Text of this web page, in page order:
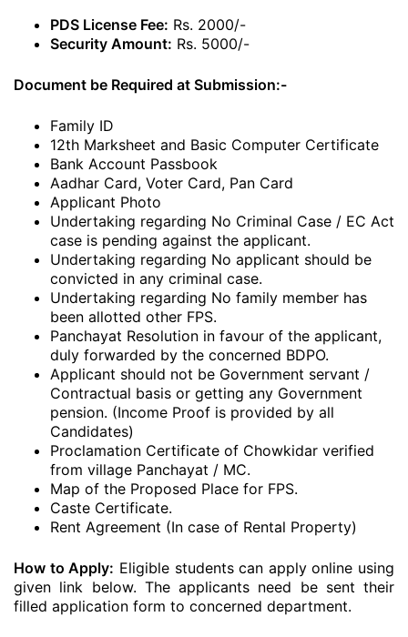
PDS License Fee: Rs. 2000/-
Security Amount: Rs. 5000/-
Document be Required at Submission:-
Family ID
12th Marksheet and Basic Computer Certificate
Bank Account Passbook
Aadhar Card, Voter Card, Pan Card
Applicant Photo
Undertaking regarding No Criminal Case / EC Act
case is pending against the applicant.
Undertaking regarding No applicant should be
convicted in any criminal case.
Undertaking regarding No family member has
been allotted other FPS.
Panchayat Resolution in favour of the applicant,
duly forwarded by the concerned BDPO.
Applicant should not be Government servant /
Contractual basis or getting any Government
pension. (Income Proof is provided by all
Candidates)
Proclamation Certificate of Chowkidar verified
from village Panchayat / MC.
Map of the Proposed Place for FPS.
Caste Certificate.
Rent Agreement (In case of Rental Property)
How to Apply: Eligible students can apply online using
given link below. The applicants need be sent their
filled application form to concerned department.